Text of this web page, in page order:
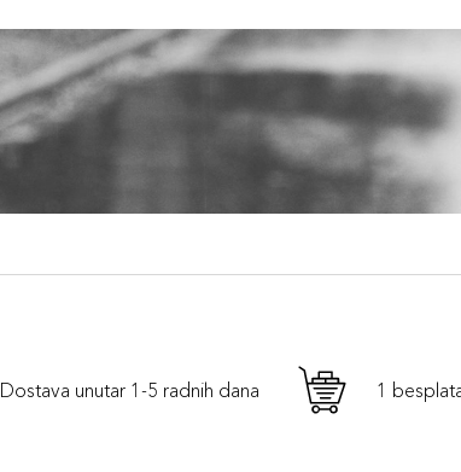
Dostava unutar 1-5 radnih dana 1